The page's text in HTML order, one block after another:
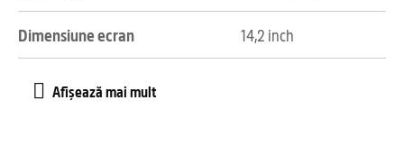
Dimensiune ecran 14,2 inch